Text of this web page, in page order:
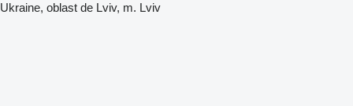
Ukraine, oblast de Lviv, m. Lviv